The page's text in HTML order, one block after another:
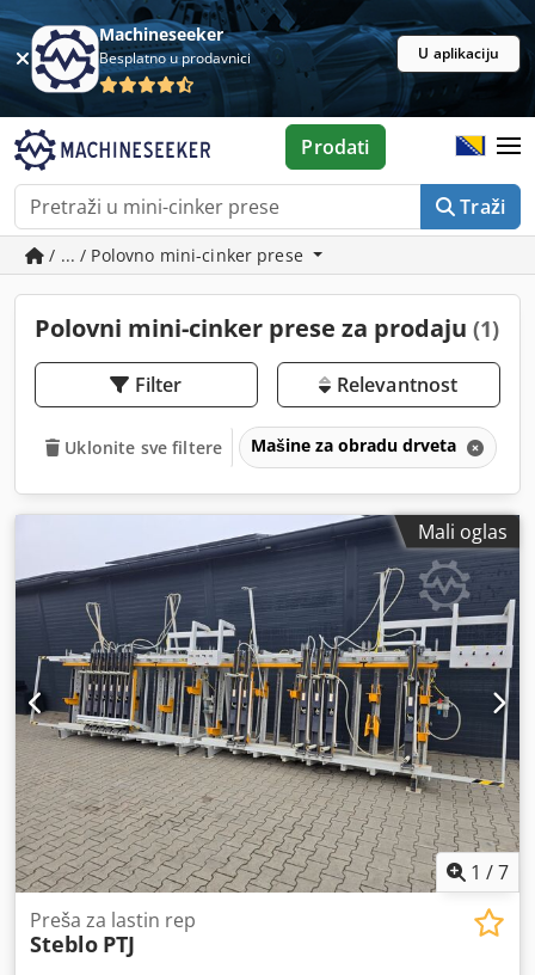
Machineseeker
Besplatno u prodavnici U aplikaciju
Traži
Prodati
/ ... / Polovno mini-cinker prese
Polovni mini-cinker prese za prodaju (1)
Filter Relevantnost
Uklonite sve filtere Mašine za obradu drveta
Mali oglas
1 /7
Preša za lastin rep
Steblo PTJ